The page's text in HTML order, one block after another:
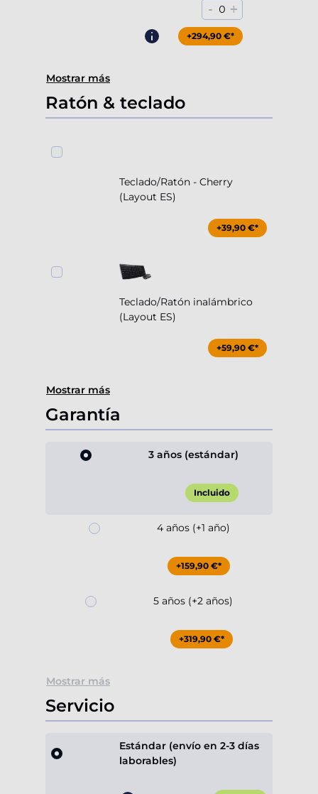
- 0 +
+294,90 €*
Mostrar más
Ratón & teclado
Teclado/Ratón - Cherry
(Layout ES)
+39,90 €*
Teclado/Ratón inalámbrico
(Layout ES)
+59,90 €*
Mostrar más
Garantía
3 años (estándar)
Incluido
4 años (+1 año)
+159,90 €*
5 años (+2 años)
+319,90 €*
Mostrar más
Servicio
Estándar (envío en 2-3 días
laborables)